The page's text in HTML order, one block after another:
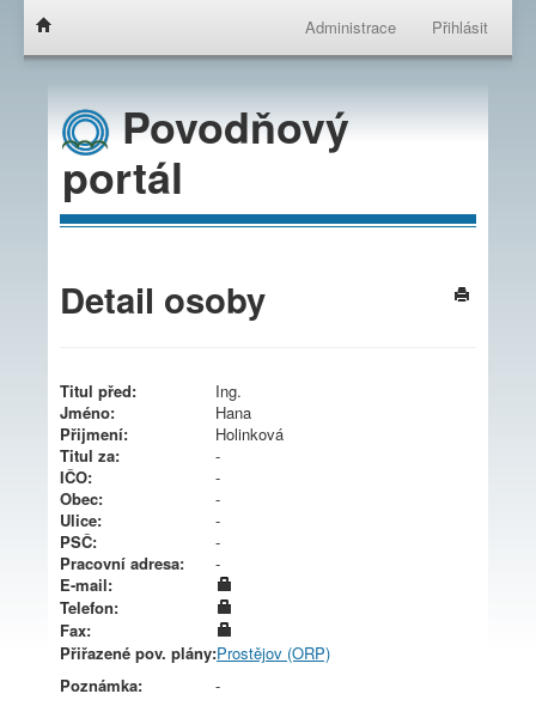
Administrace Přihlásit
Povodňový
portál
Detail osoby
Titul před:
Ing.
Jméno:
Hana
Přijmení:
Holinková
Titul za:
-
IČO:
-
Obec:
-
Ulice:
-
PSČ:
-
Pracovní adresa:
-
E-mail:
Telefon:
Fax:
Přiřazené pov. plány:Prostějov (ORP)
Poznámka:
-